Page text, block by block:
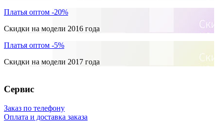
Платья оптом -20%
Скидки на модели 2016 года
Платья оптом -5%
Скидки на модели 2017 года
Сервис
Заказ по телефону
Оплата и доставка заказа